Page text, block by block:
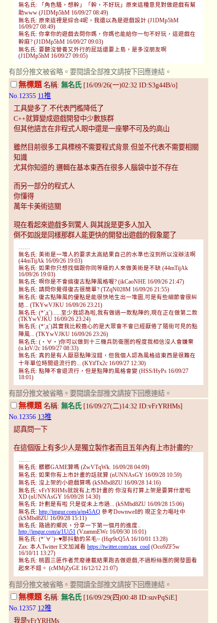
無名氏: 「角色騷，想幹」「幹，不好玩」原來這種意見對做遊戲有幫
助www (J1DMp5hM 16/09/27 08:49)
無名氏: 原來這裡是綜合4呢，我還以為是遊戲設計 (J1DMp5hM
16/09/27 08:49)
無名氏: 你拿你的遊戲去問你媽，你媽也能給你一句不好玩，這遊戲在
幹麻? (J1DMp5hM 16/09/27 09:03)
無名氏: 要聽沒營養又外行的屁話還要上島，是多沒朋友啊
(J1DMp5hM 16/09/27 09:05)
有部分推文被省略。要閱讀全部推文請按下回應連結。
無標題 名稱: 無名氏[16/09/26(一)02:32 ID:S3g44B/o]
No.12355 11推
工具變多了.不代表門檻降低了
C++就算變成遊戲開發中少數族群
但其他語言在非程式人眼中還是一座攀不可及的高山
雖然目前很多工具標榜不需要程式背景.但並不代表不需要相關
知識
尤其你知道的.邏輯在基本東西在很多人腦袋中並不存在
而另一部分的程式人
你懂得
萬年卡美術這關
現在看起來遊戲多到驚人.與其說是更多人加入
倒不如說是同樣那群人能更快的開發出遊戲的假象罷了
無名氏: 美術是一堆人的要求太高結果自己的水準也沒到所以沒辦法啊
(44mTijAk 16/09/26 19:03)
無名氏: 如果你只想找個跟你同等級的人來做美術是不缺 (44mTijAk
16/09/26 19:03)
無名氏: 啊你是不會搞復古點陣風格喔? (ikCaoNHE 16/09/26 21:47)
無名氏: 請問你覺得復古很簡單? (TZqN028M 16/09/26 21:55)
無名氏: 復古點陣風的優點是能很快地生出一堆圖,可是有些細節會很糾
結... (TKYwVJKU 16/09/26 23:21)
無名氏: (*´д`)......至少我認為啦,我有做過一款點陣的,現在正在做第二款
(TKYwVJKU 16/09/26 23:24)
無名氏: (*´д`)其實我比較擔心的是大眾會不會已經厭倦了隨街可見的點
陣風... (TKYwVJKU 16/09/26 23:26)
無名氏: (・∀・)你可以做到十三機兵防衛圏的程度我相信沒人會嫌棄
(u.ktV/2c 16/09/27 08:33)
無名氏: 真的是有人厭惡點陣沒錯，但我個人認為風格這東西是很難在
十年單位時間退流行的... (KYifTx2c 16/09/27 12:30)
無名氏: 點陣不會退流行，但是點陣的風格會變 (HSS/HyPs 16/09/27
18:01)
有部分推文被省略。要閱讀全部推文請按下回應連結。
無標題 名稱: 無名氏[16/09/27(二)14:32 ID:vFrYRHMs]
No.12356 13推
認真問一下
在這個版上有多少人是獨立製作者而且五年內有上市計畫的?
無名氏: 髒髒GAME算嗎 (ZwVTqWk. 16/09/28 04:09)
無名氏: 如果你有上市計畫的話就算 (nUNNAsGY 16/09/28 10:59)
無名氏: 沒上架的小遊戲算嗎 (kSMbd8ZU 16/09/28 14:16)
無名氏: vFrYRHMs就說有上市計畫的 你沒有打算上架是要算什麼啦
XD (nUNNAsGY 16/09/28 14:30)
無名氏: 計劃是有啦 只是從未上市過... (kSMbd8ZU 16/09/28 15:06)
無名氏: http://imgur.com/a/m45AQ 參考Downwell的 現正全力嘔吐中
(kSMbd8ZU 16/09/28 15:11)
無名氏: 路過的鄉民，分享一下第一個月的進度..
http://imgur.com/a/1Ui51 (VzammEWc 16/09/30 16:01)
無名氏: (*´∀`)~♥那抖動的呆毛~ (Hqr9cQ5A 16/10/01 13:28)
Zax: 本人Twitter E文加減看 https://twitter.com/zax_cool (Oco9ZF5w
16/10/11 13:27)
無名氏: 桃園三匪作者荒廢連載結果跑去做遊戲,不過粉絲團的開發圖看
起來不錯。 (cMMjZyGE 16/12/12 21:07)
有部分推文被省略。要閱讀全部推文請按下回應連結。
無標題 名稱: 無名氏[16/09/29(四)00:48 ID:suvPqSiE]
No.12357 12推
我是vFrYRHMs